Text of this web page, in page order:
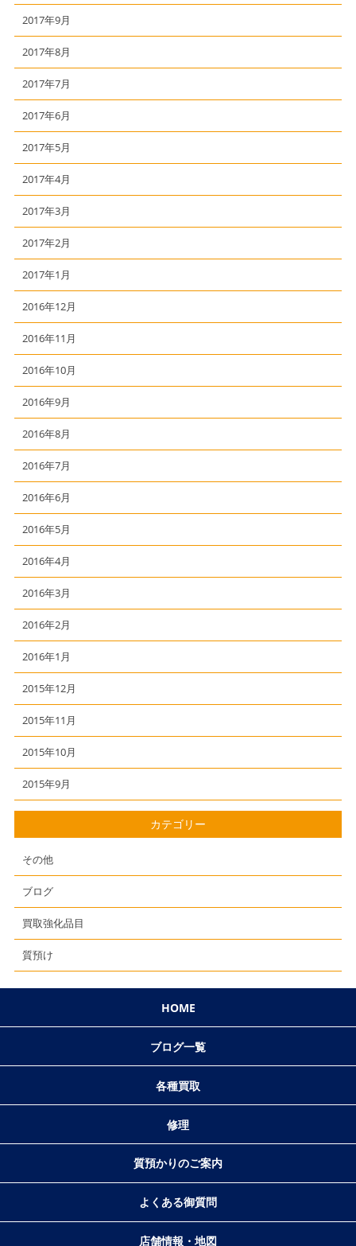
2017年9月
2017年8月
2017年7月
2017年6月
2017年5月
2017年4月
2017年3月
2017年2月
2017年1月
2016年12月
2016年11月
2016年10月
2016年9月
2016年8月
2016年7月
2016年6月
2016年5月
2016年4月
2016年3月
2016年2月
2016年1月
2015年12月
2015年11月
2015年10月
2015年9月
カテゴリー
その他
ブログ
買取強化品目
質預け
HOME
ブログ一覧
各種買取
修理
質預かりのご案内
よくある御質問
店舗情報・地図